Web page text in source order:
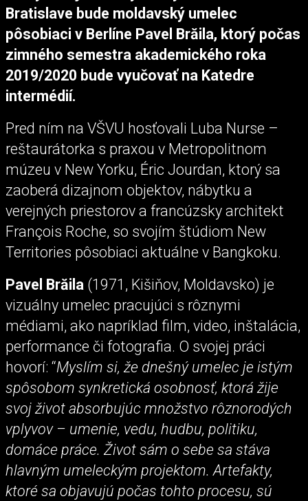
Bratislave bude moldavský umelec
pôsobiaci v Berlíne Pavel Brăila, ktorý počas
zimného semestra akademického roka
2019/2020 bude vyučovať na Katedre
intermédií.
Pred ním na VŠVU hosťovali Luba Nurse –
reštaurátorka s praxou v Metropolitnom
múzeu v New Yorku, Éric Jourdan, ktorý sa
zaoberá dizajnom objektov, nábytku a
verejných priestorov a francúzsky architekt
François Roche, so svojím štúdiom New
Territories pôsobiaci aktuálne v Bangkoku.
Pavel Brăila (1971, Kišiňov, Moldavsko) je
vizuálny umelec pracujúci s rôznymi
médiami, ako napríklad film, video, inštalácia,
performance či fotografia. O svojej práci
hovorí: “Myslím si, že dnešný umelec je istým
spôsobom synkretická osobnosť, ktorá žije
svoj život absorbujúc množstvo rôznorodých
vplyvov – umenie, vedu, hudbu, politiku,
domáce práce. Život sám o sebe sa stáva
hlavným umeleckým projektom. Artefakty,
ktoré sa objavujú počas tohto procesu, sú